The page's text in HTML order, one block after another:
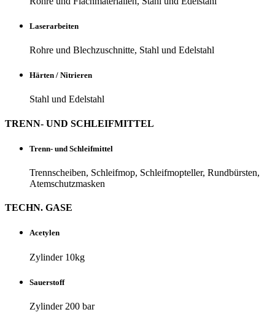
Laser­ar­beiten
Rohre und Blech­zu­schnitte, Stahl und Edelstahl
Härten / Nitrieren
Stahl und Edelstahl
TRENN- UND SCHLEIFMITTEL
Trenn- und Schleifmittel
Trenn­scheiben, Schleifmop, Schleifmopteller, Rund­bürsten,
Atemschutzmasken
TECHN. GASE
Ace­tylen
Zylinder 10kg
Sau­er­stoff
Zylinder 200 bar